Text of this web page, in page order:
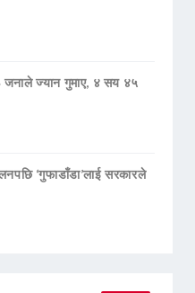
जनाले ज्यान गुमाए, ४ सय ४५
‘गुफाडाँडा’लाई सरकारले